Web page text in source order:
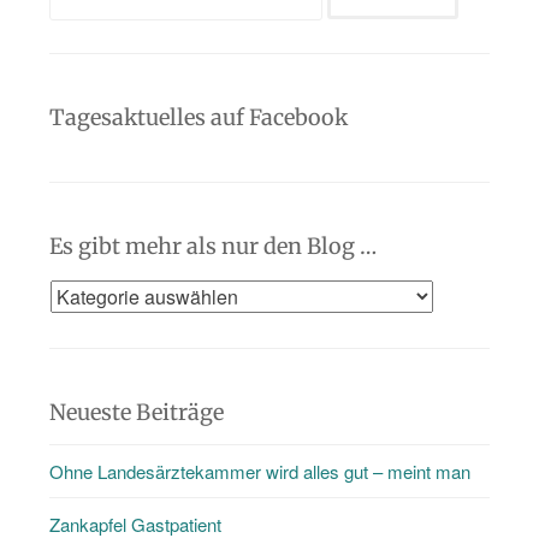
Tagesaktuelles auf Facebook
Es gibt mehr als nur den Blog …
Es
als
den
Blog
Neueste Beiträge
Ohne Landesärztekammer wird alles gut – meint man
Zankapfel Gastpatient